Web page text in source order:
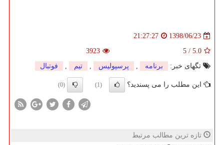
1398/06/23
21:27:27
5.0
/
5
3923
تگهای خبر:
برنامه , پرسپولیس , تیم , فوتبال
این مطلب را می پسندید؟ (1)
(0)
تازه ترین مطالب مرتبط